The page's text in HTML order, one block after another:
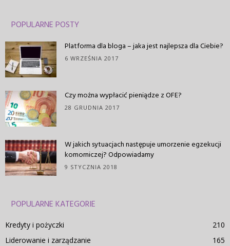
POPULARNE POSTY
Platforma dla bloga – jaka jest najlepsza dla Ciebie?
6 WRZEŚNIA 2017
Czy można wypłacić pieniądze z OFE?
28 GRUDNIA 2017
W jakich sytuacjach następuje umorzenie egzekucji
komorniczej? Odpowiadamy
9 STYCZNIA 2018
POPULARNE KATEGORIE
Kredyty i pożyczki
210
Liderowanie i zarządzanie
165